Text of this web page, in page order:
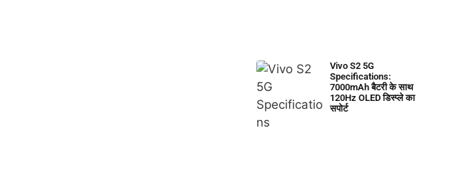
Vivo S2 5G
Specifications:
7000mAh बैटरी के साथ
120Hz OLED डिस्प्ले का
सपोर्ट